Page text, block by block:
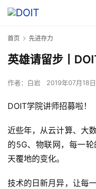
首页 先进存力
英雄请留步丨
作者： 白岩 2019年07月18日
DOIT学院讲师招募啦！
近些年，从云计算、大
的5G、物联网，每一
天覆地的变化。
技术的日新月异，让每